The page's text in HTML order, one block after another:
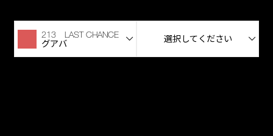
213 LAST CHANCE
グアバ 選択してください